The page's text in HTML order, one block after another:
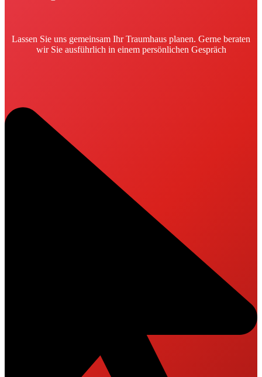
Lassen Sie uns gemeinsam Ihr Traumhaus planen. Gerne beraten
wir Sie ausführlich in einem persönlichen Gespräch